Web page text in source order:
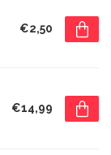
€2,50
€14,99